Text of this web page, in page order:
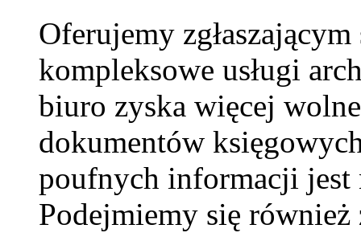
Oferujemy
kompleksowe usługi
biuro zyska więcej
dokumentów
poufnych informacji jest
Podejmiemy się